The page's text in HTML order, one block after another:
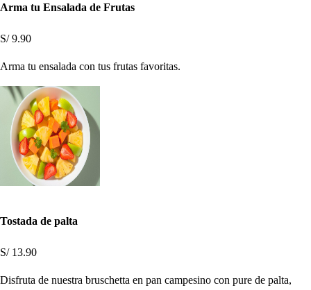
Arma tu Ensalada de Frutas
S/ 9.90
Arma tu ensalada con tus frutas favoritas.
Tostada de palta
S/ 13.90
Disfruta de nuestra bruschetta en pan campesino con pure de palta,